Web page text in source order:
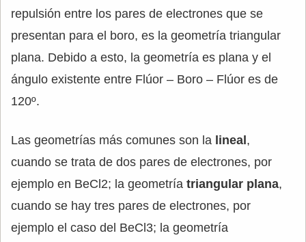
repulsión entre los pares de electrones que se
presentan para el boro, es la geometría triangular
plana. Debido a esto, la geometría es plana y el
ángulo existente entre Flúor – Boro – Flúor es de
120º.
Las geometrías más comunes son la lineal ,
cuando se trata de dos pares de electrones, por
ejemplo en BeCl2; la geometría triangular plana,
cuando se hay tres pares de electrones, por
ejemplo el caso del BeCl3; la geometría